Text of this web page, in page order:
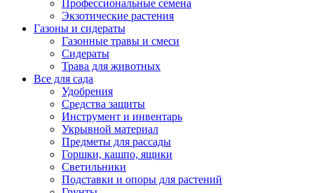
Профессиональные семена
Экзотические растения
Газоны и сидераты
Газонные травы и смеси
Сидераты
Трава для животных
Все для сада
Удобрения
Средства защиты
Инструмент и инвентарь
Укрывной материал
Предметы для рассады
Горшки, кашпо, ящики
Светильники
Подставки и опоры для растений